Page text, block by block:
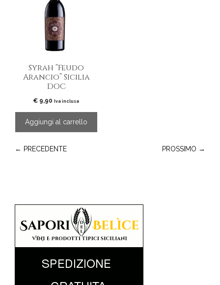
Syrah “Feudo
Arancio” Sicilia
DOC
€ 9,90 Iva inclusa
Aggiungi al carrello
← PRECEDENTE PROSSIMO →